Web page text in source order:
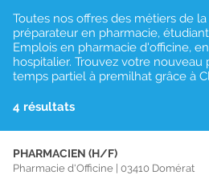
Toutes nos offres des métiers de
préparateur en pharmacie,
Emplois en pharmacie d'officine,
hospitalier. Trouvez votre
temps partiel à premilhat grâce à
4 résultats
PHARMACIEN (H/F)
Pharmacie d'Officine 03410 Domérat